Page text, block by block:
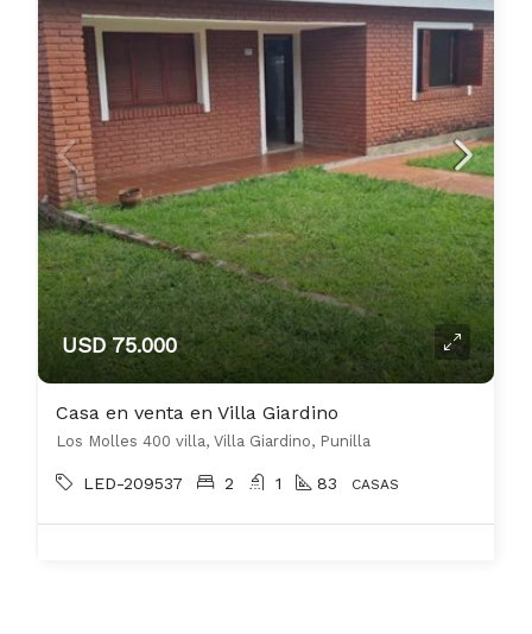
USD 75.000
Casa en venta en Villa Giardino
Los Molles 400 villa, Villa Giardino, Punilla
LED-209537 2 1 83 CASAS